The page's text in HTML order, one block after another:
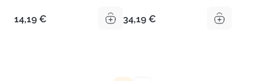
14,19 € 34,19 €